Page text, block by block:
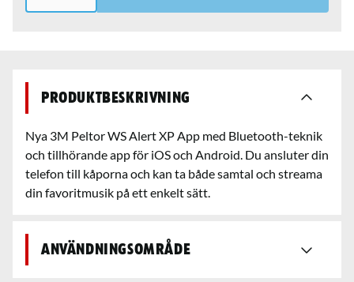
Produktbeskrivning
Nya 3M Peltor WS Alert XP App med Bluetooth-teknik
och tillhörande app för iOS och Android. Du ansluter din
telefon till kåporna och kan ta både samtal och streama
din favoritmusik på ett enkelt sätt.
Användningsområde